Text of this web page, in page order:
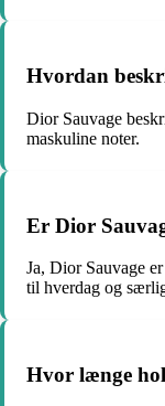
Hvordan
Dior Sauvage
maskuline noter.
Er Dior
Ja, Dior Sauvage
til hverdag og
Hvor længe